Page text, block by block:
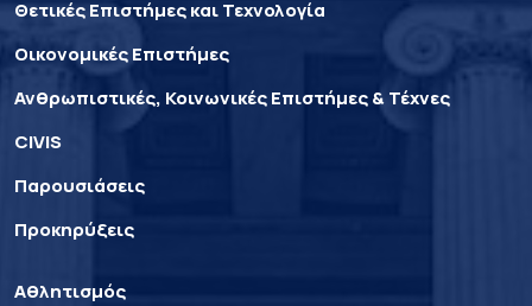
Θετικές Επιστήμες και Τεχνολογία
Οικονομικές Επιστήμες
Ανθρωπιστικές, Κοινωνικές Επιστήμες & Τέχνες
CIVIS
Παρουσιάσεις
Προκηρύξεις
Αθλητισμός